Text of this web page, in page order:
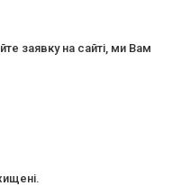
заявку на сайті, ми Вам